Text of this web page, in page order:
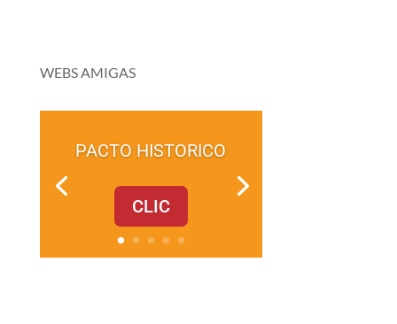
WEBS AMIGAS
PACTO HISTORICO
CLIC